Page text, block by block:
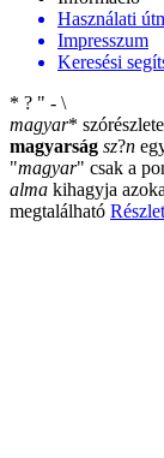
Használati
Impresszum
Keresési
* ? " - \
magyar*
magyarság sz?n
"magyar" csak a
alma kihagyja
megtalálható